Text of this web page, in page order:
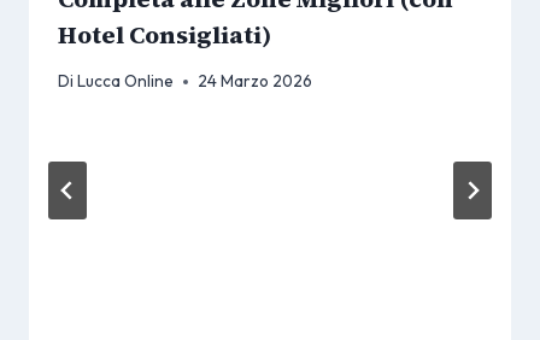
Hotel Consigliati)
Di Lucca Online 24 Marzo 2026